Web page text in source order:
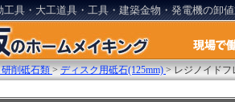
具・大工道具・工具・建築金物・発電機の卸
削砥石類 >ディスク用砥石(125mm) >レジノイド